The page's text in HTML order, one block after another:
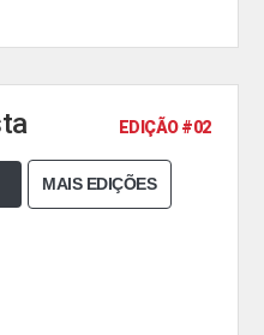
EDIÇÃO #02
MAIS EDIÇÕES